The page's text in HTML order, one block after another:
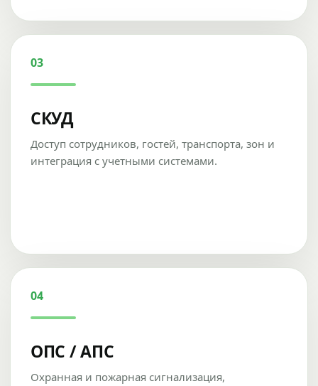
03
СКУД
Доступ сотрудников, гостей, транспорта, зон и
интеграция с учетными системами.
04
ОПС / АПС
Охранная и пожарная сигнализация,